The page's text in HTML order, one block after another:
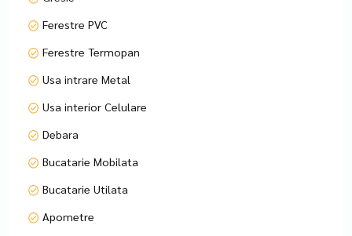
Ferestre PVC
Ferestre Termopan
Usa intrare Metal
Usa interior Celulare
Debara
Bucatarie Mobilata
Bucatarie Utilata
Apometre